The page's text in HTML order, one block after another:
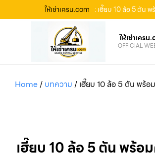
ให้เช่าเครน.com : เฮี๊ยบ 10 ล้อ 5 ตัน
ให้เช่าเครน
OFFICIAL
Home/ บทความ / เฮี๊ยบ 10 ล้อ 5 ตัน พร้อ
เฮี๊ยบ 10 ล้อ 5 ตัน พร้